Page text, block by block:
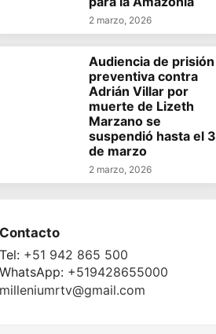
2 marzo, 2026
Audiencia de prisión
preventiva contra
Adrián Villar por
muerte de Lizeth
Marzano se
suspendió hasta el 3
de marzo
2 marzo, 2026
Contacto
Tel: +51 942 865 500
WhatsApp: +519428655000
milleniumrtv@gmail.com